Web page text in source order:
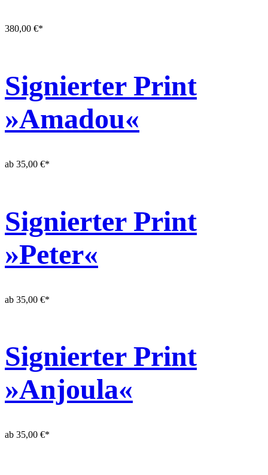
380,00 €*
Signierter Print
»Amadou«
ab 35,00 €*
Signierter Print
»Peter«
ab 35,00 €*
Signierter Print
»Anjoula«
ab 35,00 €*